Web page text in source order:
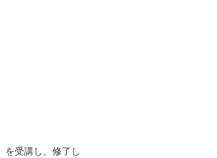
を受講し、修了し